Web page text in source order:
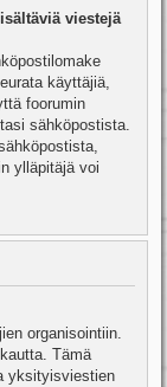
viestejä
käyttäjiä,
foorumin
sähköpostista.
ylläpitäjä voi
organisointiin.
Tämä
yksityisviestien